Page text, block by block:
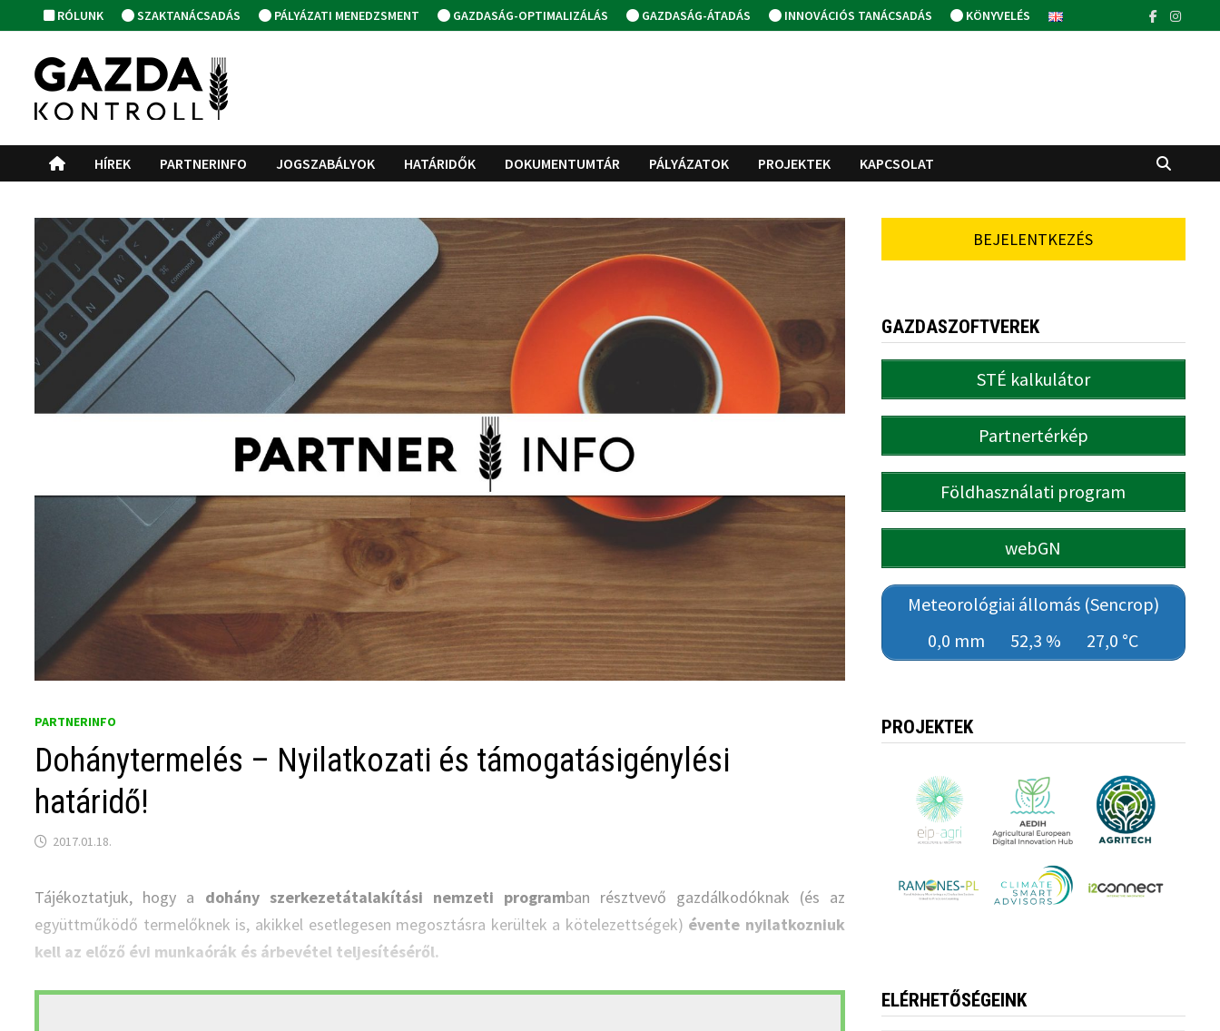
to
content
RÓLUNK SZAKTANÁCSADÁS PÁLYÁZATI MENEDZSMENT GAZDASÁG-OPTIMALIZÁLÁS GAZDASÁG-ÁTADÁS INNOVÁCIÓS TANÁCSADÁS KÖNYVELÉS
HÍREK PARTNERINFO JOGSZABÁLYOK HATÁRIDŐK DOKUMENTUMTÁR PÁLYÁZATOK PROJEKTEK KAPCSOLAT
PARTNERINFO
Dohánytermelés – Nyilatkozati és támogatásigénylési
határidő!
2017.01.18.
Tájékoztatjuk, hogy a dohány szerkezetátalakítási nemzeti programban résztvevő gazdálkodóknak (és az
együttműködő termelőknek is, akikkel esetlegesen megosztásra kerültek a kötelezettségek) évente nyilatkozniuk
kell az előző évi munkaórák és árbevétel teljesítéséről.
BEJELENTKEZÉS
GAZDASZOFTVEREK
STÉ kalkulátor
Partnertérkép
Földhasználati program
webGN
Meteorológiai állomás (Sencrop)
0,0 mm
52,3 % 27,0 °C
PROJEKTEK
ELÉRHETŐSÉGEINK